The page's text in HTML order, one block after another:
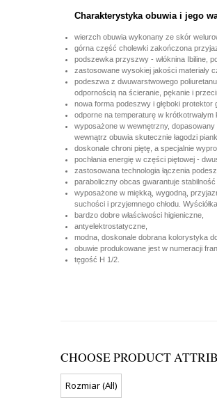
Charakterystyka obuwia i jego
wierzch obuwia wykonany ze skór
górna część cholewki zakończona
podszewka przyszwy - włóknina Ibiline,
zastosowane wysokiej jakości materiały
podeszwa z dwuwarstwowego
odpornością na ścieranie, pękanie i
nowa forma podeszwy i głęboki protektor
odporne na temperaturę w krótkotrwałym
wyposażone w wewnętrzny,
wewnątrz obuwia skutecznie łagodzi
doskonale chroni piętę, a specjalnie
pochłania energię w części piętowej -
zastosowana technologia łączenia
paraboliczny obcas gwarantuje stabilność
wyposażone w miękką, wygodną,
suchości i przyjemnego chłodu.
bardzo dobre właściwości higieniczne,
antyelektrostatyczne,
modna, doskonale dobrana kolorystyka
obuwie produkowane jest w numeracji
tęgość H 1/2.
CHOOSE PRODUCT